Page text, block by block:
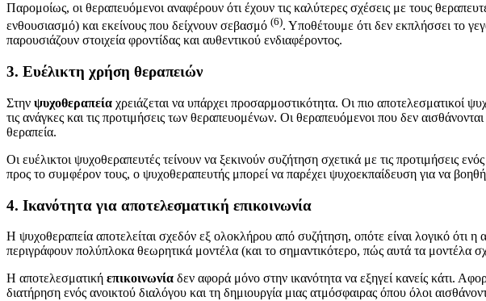
Παρομοίως, οι θεραπευόμενοι αναφέρουν ότι έχουν τις καλύτερες σχέσεις με τους
ενθουσιασμό) και εκείνους που δείχνουν σεβασμό (6). Υποθέτουμε ότι δεν εκπλήσσει το
παρουσιάζουν στοιχεία φροντίδας και αυθεντικού ενδιαφέροντος.
3. Ευέλικτη χρήση θεραπειών
Στην ψυχοθεραπεία χρειάζεται να υπάρχει προσαρμοστικότητα. Οι πιο αποτελεσματικοί
τις ανάγκες και τις προτιμήσεις των θεραπευομένων. Οι θεραπευόμενοι που δεν
θεραπεία.
Οι ευέλικτοι ψυχοθεραπευτές τείνουν να ξεκινούν συζήτηση σχετικά με τις προτιμήσεις
προς το συμφέρον τους, ο ψυχοθεραπευτής μπορεί να παρέχει ψυχοεκπαίδευση για να
4. Ικανότητα για αποτελεσματική επικοινωνία
Η ψυχοθεραπεία αποτελείται σχεδόν εξ ολοκλήρου από συζήτηση, οπότε είναι λογικό ότι
περιγράφουν πολύπλοκα θεωρητικά μοντέλα (και το σημαντικότερο, πώς αυτά τα μοντέλα
Η αποτελεσματική επικοινωνία δεν αφορά μόνο στην ικανότητα να εξηγεί κανείς κάτι.
διατήρηση ενός ανοικτού διαλόγου και τη δημιουργία μιας ατμόσφαιρας όπου όλοι